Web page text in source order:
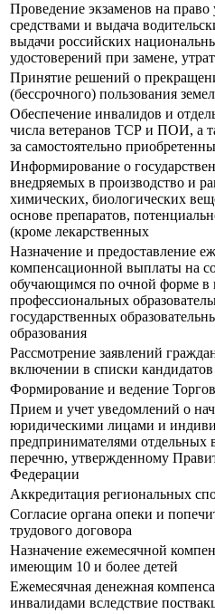
Прoведение экзаменов на
средствами и выдача
выдачи российских
удостоверений при замене,
Принятие решений о
(бессрочного) пользования
Обеспечение инвалидов и
числа ветеранов ТСР и ПОИ, а
за самостоятельно
Информирование о
внедряемых в производство и
химических, биологических
основе препаратов,
(кроме лекарственных
Назначение и предоставление
компенсационной выплаты на
обучающимся по очной форме в
профессиональных
государственных
образования
Рассмотрение заявлений
включении в списки
Формирование и ведение
Прием и учет уведомлений о
юридическими лицами и
предпринимателями отдельных
перечню, утвержденному
Федерации
Аккредитация региональных
Согласие органа опеки и
трудового договора
Назначение ежемесячной
имеющим 10 и более детей
Ежемесячная денежная
инвалидами вследствие